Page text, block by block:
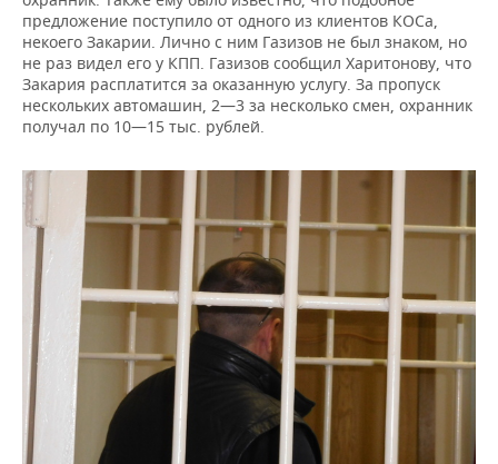
предложение поступило от одного из клиентов КОСа,
некоего Закарии. Лично с ним Газизов не был знаком, но
не раз видел его у КПП. Газизов сообщил Харитонову, что
Закария расплатится за оказанную услугу. За пропуск
нескольких автомашин, 2—3 за несколько смен, охранник
получал по 10—15 тыс. рублей.